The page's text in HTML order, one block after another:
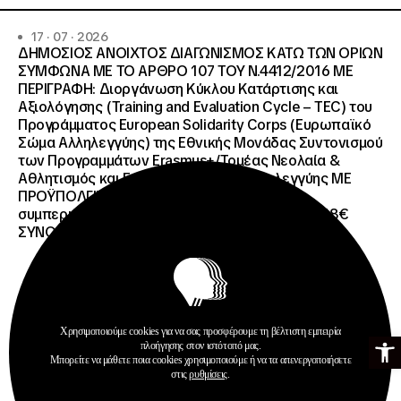
Ανοίξτε
17 · 07 · 2026
ΔΗΜΟΣΙΟΣ ΑΝΟΙΧΤΟΣ ΔΙΑΓΩΝΙΣΜΟΣ ΚΑΤΩ ΤΩΝ ΟΡΙΩΝ
ΣΥΜΦΩΝΑ ΜΕ ΤΟ ΑΡΘΡΟ 107 ΤΟΥ Ν.4412/2016 ΜΕ
ΠΕΡΙΓΡΑΦΗ: Διοργάνωση Κύκλου Κατάρτισης και
Αξιολόγησης (Training and Evaluation Cycle – TEC) του
Προγράμματος European Solidarity Corps (Ευρωπαϊκό
Σώμα Αλληλεγγύης) της Εθνικής Μονάδας Συντονισμού
των Προγραμμάτων Erasmus+/Τομέας Νεολαία &
Αθλητισμός και Ευρωπαϊκό Σώμα Αλληλεγγύης ΜΕ
ΠΡΟΫΠΟΛΓΙΣΜΟ:258.064,52 € μη
συμπεριλαμβανομένου του Φ.Π.Α. ΦΠΑ 61.935,48€
ΣΥΝΟΛΙΚΗ ΑΞΙΑ 320.000,00 €.
Προκηρύξεις
Περισσότερα
Χρησιμοποιούμε cookies για να σας προσφέρουμε τη βέλτιστη εμπειρία
πλοήγησης στον ιστότοπό μας.
Μπορείτε να μάθετε ποια cookies χρησιμοποιούμε ή να τα απενεργοποιήσετε
στιςρυθμίσεις.